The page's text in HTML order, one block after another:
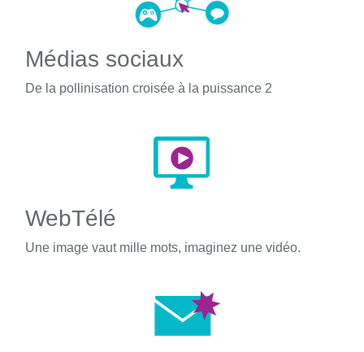
Médias sociaux
De la pollinisation croisée à la puissance 2
WebTélé
Une image vaut mille mots, imaginez une vidéo.